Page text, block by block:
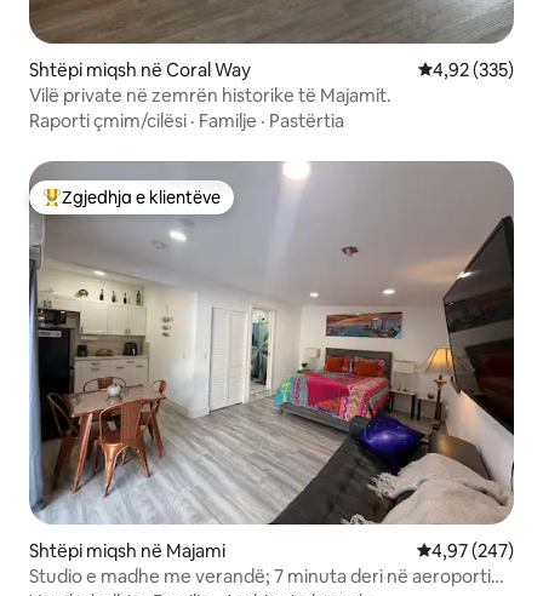
Shtëpi miqsh në Coral Way Vlerësimi
4,92 (335)
Vilë private në zemrën historike të Majamit.
Raporti çmim/cilësi · Familje · Pastërtia
Më të mirat e zgjedhjeve të klientëve
Zgjedhja e klientëve
Shtëpi miqsh në Majami Vlerësimi
4,97 (247)
Studio e madhe me verandë; 7 minuta deri në aeroportin